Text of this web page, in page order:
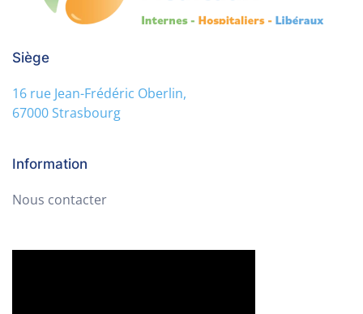
Siège
16 rue Jean-Frédéric Oberlin,
67000 Strasbourg
Information
Nous contacter